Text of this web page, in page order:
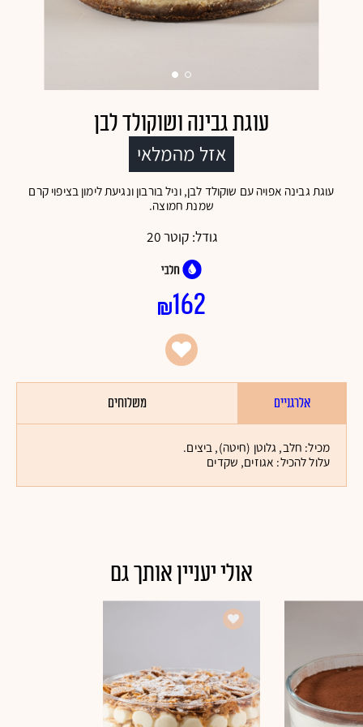
עוגת גבינה ושוקולד לבן
אזל מהמלאי
עוגת גבינה אפויה עם שוקולד לבן, וניל בורבון ונגיעת לימון בציפוי קרם
שמנת חמוצה.
גודל: קוטר 20
162
אלרגניים משלוחים
מכיל: חלב, גלוטן (חיטה), ביצים.
עלול להכיל: אגוזים, שקדים
אולי יעניין אותך גם